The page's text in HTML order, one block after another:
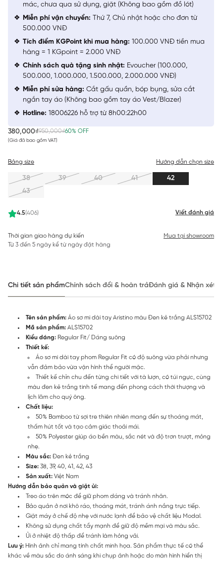
380,000₫950,000₫60% OFF
(Giá đã bao gồm VAT)
4.5(406) Viết đánh giá
Bảng size Hướng dẫn chọn size
38 39 40 41
42
43
Thời gian giao hàng dự kiến
Từ 3 đến 5 ngày kể từ ngày đặt hàng
Mua tại showroom
mác, chưa qua sử dụng, giặt (Không bao gồm đồ lót)
Miễn phí vận chuyển: Thứ 7, Chủ nhật hoặc cho đơn từ
500.000 VNĐ
Tích điểm KGPoint khi mua hàng: 100.000 VNĐ tiền mua
hàng = 1 KGpoint = 2.000 VNĐ
Chính sách quà tặng sinh nhật: Evoucher (100.000,
500.000, 1.000.000, 1.500.000, 2.000.000 VNĐ)
Miễn phí sửa hàng: Cắt gấu quần, bóp bụng, sửa cắt
ngắn tay áo (Không bao gồm tay áo Vest/Blazer)
Hotline: 18006226 hỗ trợ từ 8h00:22h00
Chi tiết sản phẩmChính sách đổi & hoàn trảĐánh giá & Nhận xét
Tên sản phẩm: Áo sơ mi dài tay Aristino màu Đen kẻ trắng ALS15702
Mã sản phẩm: ALS15702
Kiểu dáng: Regular Fit/ Dáng suông
Thiết kế:
Áo sơ mi dài tay phom Regular Fit có độ suông vừa phải nhưng
vẫn đảm bảo vừa vặn hình thể người mặc.
Thiết kế chỉn chu đến từng chi tiết với tà lượn, có túi ngực, cùng
màu đen kẻ trắng tinh tế mang đến phong cách thời thượng và
lịch lãm cho quý ông.
Chất liệu:
50% Bamboo từ sợi tre thiên nhiên mang đến sự thoáng mát,
thấm hút tốt và tạo cảm giác thoải mái.
50% Polyester giúp áo bền màu, sắc nét và độ trơn trượt, mỏng
nhẹ.
Màu sắc: Đen kẻ trắng
Size: 38, 39, 40, 41, 42, 43
Sản xuất: Việt Nam
Hướng dẫn bảo quản và giặt ủi:
Treo áo trên móc để giữ phom dáng và tránh nhăn.
Bảo quản ở nơi khô ráo, thoáng mát, tránh ánh nắng trực tiếp.
Giặt máy ở chế độ nhẹ với nước lạnh để bảo vệ chất liệu Modal.
Không sử dụng chất tẩy mạnh để giữ độ mềm mại và màu sắc.
Ủi ở nhiệt độ thấp để tránh làm hỏng vải.
Lưu ý: Hình ảnh chỉ mang tính chất minh họa. Sản phẩm thực tế có thể
khác về màu sắc do ánh sáng khi chụp ảnh hoặc do màn hình hiển thị